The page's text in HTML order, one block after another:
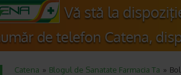
Catena Blogul de Sanatate Farmacia Ta